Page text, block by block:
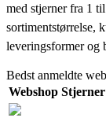
med stjerner fra 1
sortimentstørrelse,
leveringsformer og
Bedst anmeldte
Webshop Stjerner